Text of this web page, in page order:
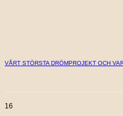
VÅRT STÖRSTA DRÖMPROJEKT OCH
16